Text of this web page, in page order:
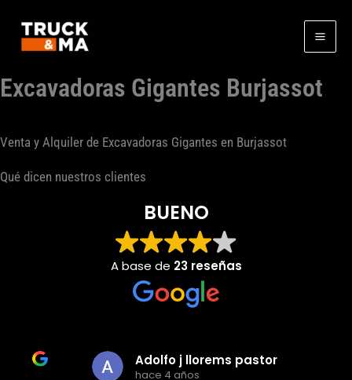
contenido
Excavadoras Gigantes Burjassot
Venta y Alquiler de Excavadoras Gigantes en Burjassot
Qué dicen nuestros clientes
BUENO
A base de 23 reseñas
Adolfo j llorems pastor
hace 4 años